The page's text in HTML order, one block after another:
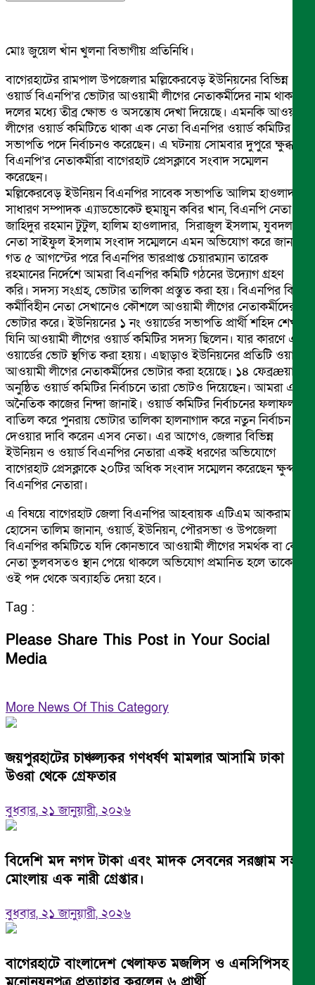
মোঃ জুয়েল খাঁন খুলনা বিভাগীয় প্রতিনিধি।
বাগেরহাটের রামপাল উপজেলার মল্লিকেরবেড় ইউনিয়নের বিভিন্ন
ওয়ার্ড বিএনপি’র ভোটার আওয়ামী লীগের নেতাকর্মীদের নাম থাকায়
দলের মধ্যে তীব্র ক্ষোভ ও অসন্তোষ দেখা দিয়েছে। এমনকি আওয়ামী
লীগের ওয়ার্ড কমিটিতে থাকা এক নেতা বিএনপির ওয়ার্ড কমিটির
সভাপতি পদে নির্বাচনও করেছেন। এ ঘটনায় সোমবার দুপুরে ক্ষুব্ধ
বিএনপি’র নেতাকর্মীরা বাগেরহাট প্রেসক্লাবে সংবাদ সম্মেলন
করেছেন।
মল্লিকেরবেড় ইউনিয়ন বিএনপির সাবেক সভাপতি আলিম হাওলাদার,
সাধারণ সম্পাদক এ্যাডভোকেট হুমায়ুন কবির খান, বিএনপি নেতা
জাহিদুর রহমান টুটুল, হালিম হাওলাদার, সিরাজুল ইসলাম, যুবদল
নেতা সাইফুল ইসলাম সংবাদ সম্মেলনে এমন অভিযোগ করে জানান,
গত ৫ আগস্টের পরে বিএনপির ভারপ্রাপ্ত চেয়ারম্যান তারেক
রহমানের নির্দেশে আমরা বিএনপির কমিটি গঠনের উদ্যোগ গ্রহণ
করি। সদস্য সংগ্রহ, ভোটার তালিকা প্রস্তুত করা হয়। বিএনপির কিছু
কর্মীবিহীন নেতা সেখানেও কৌশলে আওয়ামী লীগের নেতাকর্মীদের
ভোটার করে। ইউনিয়নের ১ নং ওয়ার্ডের সভাপতি প্রার্থী শহিদ শেখ,
যিনি আওয়ামী লীগের ওয়ার্ড কমিটির সদস্য ছিলেন। যার কারণে এই
ওয়ার্ডের ভোট স্থগিত করা হয়য়। এছাড়াও ইউনিয়নের প্রতিটি ওয়ার্ডে
আওয়ামী লীগের নেতাকর্মীদের ভোটার করা হয়েছে। ১৪ ফেব্রæয়ারি
অনুষ্ঠিত ওয়ার্ড কমিটির নির্বাচনে তারা ভোটও দিয়েছেন। আমরা এই
অনৈতিক কাজের নিন্দা জানাই। ওয়ার্ড কমিটির নির্বাচনের ফলাফল
বাতিল করে পুনরায় ভোটার তালিকা হালনাগাদ করে নতুন নির্বাচন
দেওয়ার দাবি করেন এসব নেতা। এর আগেও, জেলার বিভিন্ন
ইউনিয়ন ও ওয়ার্ড বিএনপির নেতারা একই ধরণের অভিযোগে
বাগেরহাট প্রেসক্লাকে ২০টির অধিক সংবাদ সম্মেলন করেছেন ক্ষুব্দ
বিএনপির নেতারা।
এ বিষয়ে বাগেরহাট জেলা বিএনপির আহবায়ক এটিএম আকরাম
হোসেন তালিম জানান, ওয়ার্ড, ইউনিয়ন, পৌরসভা ও উপজেলা
বিএনপির কমিটিতে যদি কোনভাবে আওয়ামী লীগের সমর্থক বা কোন
নেতা ভুলবসতও স্থান পেয়ে থাকলে অভিযোগ প্রমানিত হলে তাকে
ওই পদ থেকে অব্যাহতি দেয়া হবে।
Tag :
Please Share This Post in Your Social
Media
More News Of This Category
জয়পুরহাটের চাঞ্চল্যকর গণধর্ষণ মামলার আসামি ঢাকা
উওরা থেকে গ্রেফতার
বুধবার, ২১ জানুয়ারী, ২০২৬
বিদেশি মদ নগদ টাকা এবং মাদক সেবনের সরঞ্জাম সহ
মোংলায় এক নারী গ্রেপ্তার।
বুধবার, ২১ জানুয়ারী, ২০২৬
বাগেরহাটে বাংলাদেশ খেলাফত মজলিস ও এনসিপিসহ